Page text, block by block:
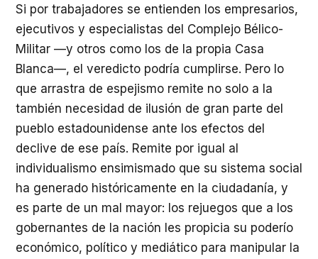
Si por trabajadores se entienden los empresarios,
ejecutivos y especialistas del Complejo Bélico-
Militar —y otros como los de la propia Casa
Blanca—, el veredicto podría cumplirse. Pero lo
que arrastra de espejismo remite no solo a la
también necesidad de ilusión de gran parte del
pueblo estadounidense ante los efectos del
declive de ese país. Remite por igual al
individualismo ensimismado que su sistema social
ha generado históricamente en la ciudadanía, y
es parte de un mal mayor: los rejuegos que a los
gobernantes de la nación les propicia su poderío
económico, político y mediático para manipular la